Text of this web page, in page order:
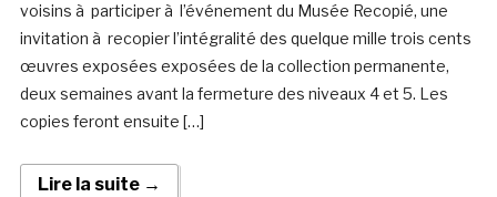
voisins à participer à l’événement du Musée Recopié, une
invitation à recopier l’intégralité des quelque mille trois cents
œuvres exposées exposées de la collection permanente,
deux semaines avant la fermeture des niveaux 4 et 5. Les
copies feront ensuite […]
Lire la suite →